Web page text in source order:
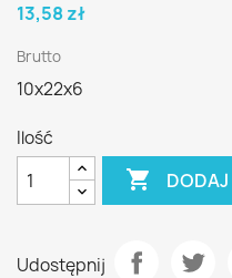
13,58 zł
Brutto
10x22x6
Ilość

Udostępnij